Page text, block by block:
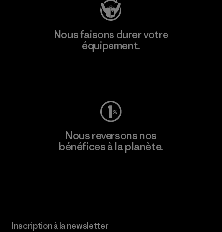
Nous faisons durer votre
équipement.
Nous reversons nos
bénéfices à la planète.
Inscription à la newsletter